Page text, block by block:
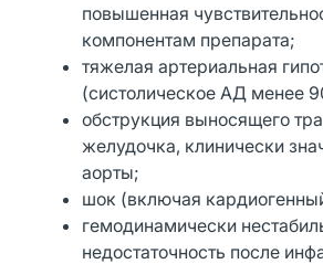
повышенная
компонентам препарата;
тяжелая артериальная
(систолическое АД менее
обструкция выносящего
желудочка, клинически
аорты;
шок (включая
гемодинамически
недостаточность после